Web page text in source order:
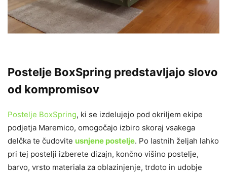
Postelje BoxSpring predstavljajo slovo
od kompromisov
Postelje BoxSpring, ki se izdelujejo pod okriljem ekipe
podjetja Maremico, omogočajo izbiro skoraj vsakega
delčka te čudovite usnjene postelje. Po lastnih željah lahko
pri tej postelji izberete dizajn, končno višino postelje,
barvo, vrsto materiala za oblazinjenje, trdoto in udobje